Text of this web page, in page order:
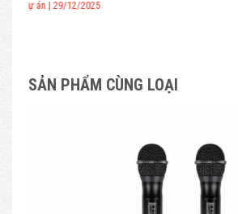
Dự án | 06/01/2026
SẢN PHẨM CÙNG LOẠI